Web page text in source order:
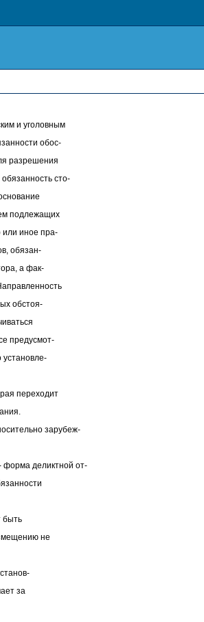
и уголовным
обос-
разрешения
сто-
подлежащих
или иное пра-
обязан-
а фак-
обстоя-
предусмот-
установле-
переходит
зарубеж-
деликтной от-
быть
не
за